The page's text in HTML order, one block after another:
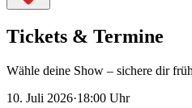
Tickets & Termine
Wähle deine Show – sichere dir
10. Juli 2026·18:00 Uhr